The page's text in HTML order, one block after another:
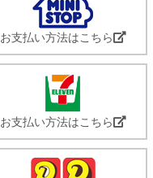
お支払い方法はこちら
お支払い方法はこちら